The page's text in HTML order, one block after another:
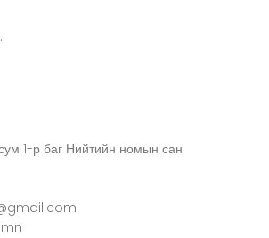
1-р баг Нийтийн номын сан